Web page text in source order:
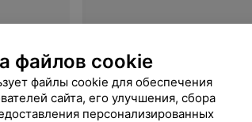
нас негативом на целый вечер((( Еще
файлов cookie
файлы cookie для обеспечения
сайта, его улучшения, сбора
персонализированных